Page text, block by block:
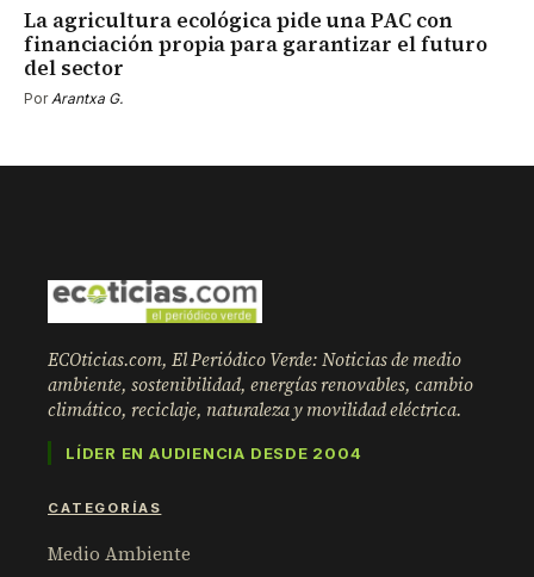
La agricultura ecológica pide una PAC con
financiación propia para garantizar el futuro
del sector
Por Arantxa G.
ECOticias.com, El Periódico Verde: Noticias de medio
ambiente, sostenibilidad, energías renovables, cambio
climático, reciclaje, naturaleza y movilidad eléctrica.
LÍDER EN AUDIENCIA DESDE 2004
CATEGORÍAS
Medio Ambiente